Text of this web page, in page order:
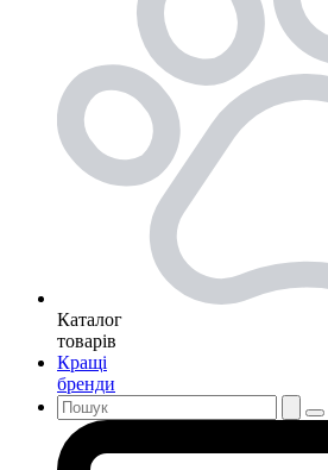
Каталог
товарів
Кращі
бренди